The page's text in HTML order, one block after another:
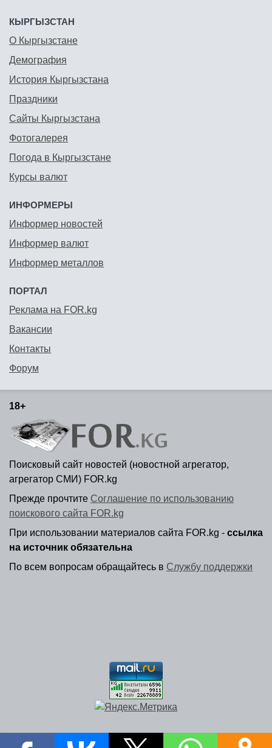
КЫРГЫЗСТАН
О Кыргызстане
Демография
История Кыргызстана
Праздники
Сайты Кыргызстана
Фотогалерея
Погода в Кыргызстане
Курсы валют
ИНФОРМЕРЫ
Информер новостей
Информер валют
Информер металлов
ПОРТАЛ
Реклама на FOR.kg
Вакансии
Контакты
Форум
18+
Поисковый сайт новостей (новостной агрегатор,
агрегатор СМИ) FOR.kg
Прежде прочтите Соглашение по использованию
поискового сайта FOR.kg
При использовании материалов сайта FOR.kg - ссылка
на источник обязательна
По всем вопросам обращайтесь в Службу поддержки